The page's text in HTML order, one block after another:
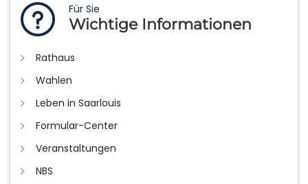
Für Sie
Wichtige Informationen
Rathaus
Wahlen
Leben in Saarlouis
Formular-Center
Veranstaltungen
NBS